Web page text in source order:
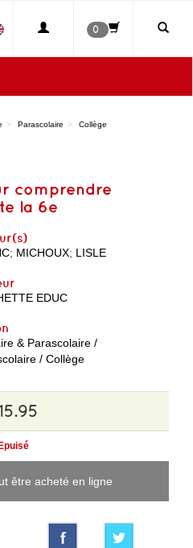
0
Parascolaire
Collège
comprendre
la 6e
; MICHOUX; LISLE
EDUC
& Parascolaire /
/ Collège
Epuisé
être acheté en ligne